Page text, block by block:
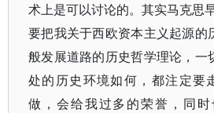
术上是可以讨论的。其实马克思
要把我关于西欧资本主义起源的
般发展道路的历史哲学理论，一
处的历史环境如何，都注定
做，会给我过多的荣誉，同